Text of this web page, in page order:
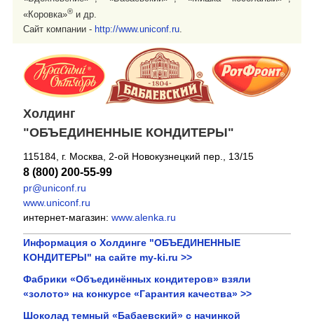
«Коровка»® и др.
Сайт компании - http://www.uniconf.ru
Холдинг
"ОБЪЕДИНЕННЫЕ КОНДИТЕРЫ"
115184, г. Москва, 2-ой Новокузнецкий пер., 13/15
8 (800) 200-55-99
pr@uniconf.ru
www.uniconf.ru
интернет-магазин: www.alenka.ru
Информация о Холдинге "ОБЪЕДИНЕННЫЕ
КОНДИТЕРЫ" на сайте my-ki.ru >>
Фабрики «Объединённых кондитеров» взяли
«золото» на конкурсе «Гарантия качества» >>
Шоколад темный «Бабаевский» с начинкой